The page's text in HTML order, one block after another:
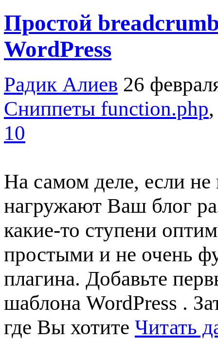
Простой
WordPress
Радик Алиев 26
Сниппеты function.php
10
На самом деле, если не
нагружают Ваш блог
какие-то ступени
простыми и не очень
плагина. Добавьте
шаблона WordPress .
где Вы хотите Читать